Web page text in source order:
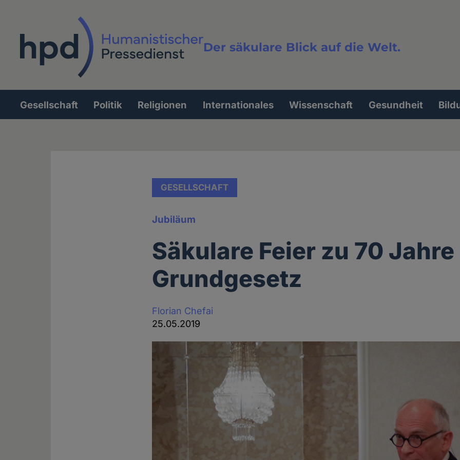
Der säkulare Blick auf die Welt.
Volltextsuche
Hauptnavigation
Gesellschaft Politik Religionen Internationales Wissenschaft Gesundheit
GESELLSCHAFT
Jubiläum
Säkulare Feier zu 70 Jahre
Grundgesetz
Florian Chefai
25.05.2019